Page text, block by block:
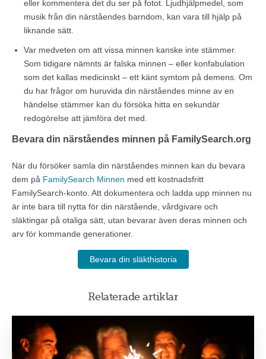
eller kommentera det du ser på fotot. Ljudhjälpmedel, som
musik från din närståendes barndom, kan vara till hjälp på
liknande sätt.
Var medveten om att vissa minnen kanske inte stämmer.
Som tidigare nämnts är falska minnen – eller konfabulation
som det kallas medicinskt – ett känt symtom på demens. Om
du har frågor om huruvida din närståendes minne av en
händelse stämmer kan du försöka hitta en sekundär
redogörelse att jämföra det med.
Bevara din närståendes minnen på FamilySearch.org
När du försöker samla din närståendes minnen kan du bevara
dem på FamilySearch Minnen med ett kostnadsfritt
FamilySearch-konto. Att dokumentera och ladda upp minnen nu
är inte bara till nytta för din närstående, vårdgivare och
släktingar på otaliga sätt, utan bevarar även deras minnen och
arv för kommande generationer.
Bevara din släkthistoria
Relaterade artiklar